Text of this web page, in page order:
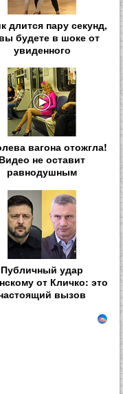
длится пару секунд,
будете в шоке от
увиденного
вагона отожгла!
Видео не оставит
равнодушным
Публичный удар
от Кличко: это
вызов